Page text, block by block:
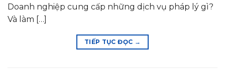
Doanh nghiệp cung cấp những dịch vụ pháp lý gì?
Và làm […]
TIẾP TỤC ĐỌC →